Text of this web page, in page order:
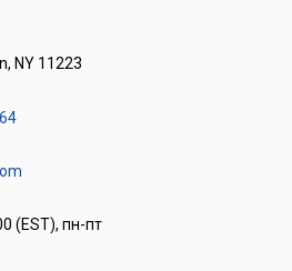
NY 11223
(EST), пн-пт